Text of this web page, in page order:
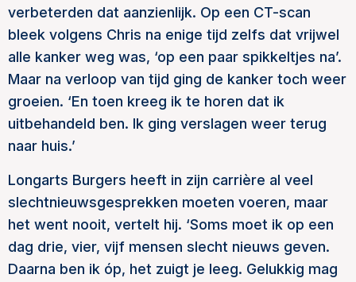
verbeterden dat aanzienlijk. Op een CT-scan
bleek volgens Chris na enige tijd zelfs dat vrijwel
alle kanker weg was, ‘op een paar spikkeltjes na’.
Maar na verloop van tijd ging de kanker toch weer
groeien. ‘En toen kreeg ik te horen dat ik
uitbehandeld ben. Ik ging verslagen weer terug
naar huis.’
Longarts Burgers heeft in zijn carrière al veel
slechtnieuwsgesprekken moeten voeren, maar
het went nooit, vertelt hij. ‘Soms moet ik op een
dag drie, vier, vijf mensen slecht nieuws geven.
Daarna ben ik óp, het zuigt je leeg. Gelukkig mag